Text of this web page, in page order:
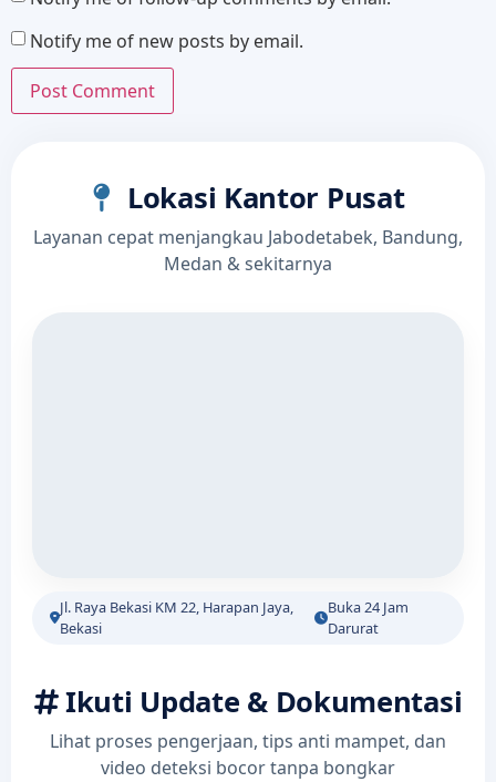
Notify me of new posts by email.
Lokasi Kantor Pusat
Layanan cepat menjangkau Jabodetabek, Bandung,
Medan & sekitarnya
Jl. Raya Bekasi KM 22, Harapan Jaya,
Bekasi
Buka 24 Jam
Darurat
Ikuti Update & Dokumentasi
Lihat proses pengerjaan, tips anti mampet, dan
video deteksi bocor tanpa bongkar